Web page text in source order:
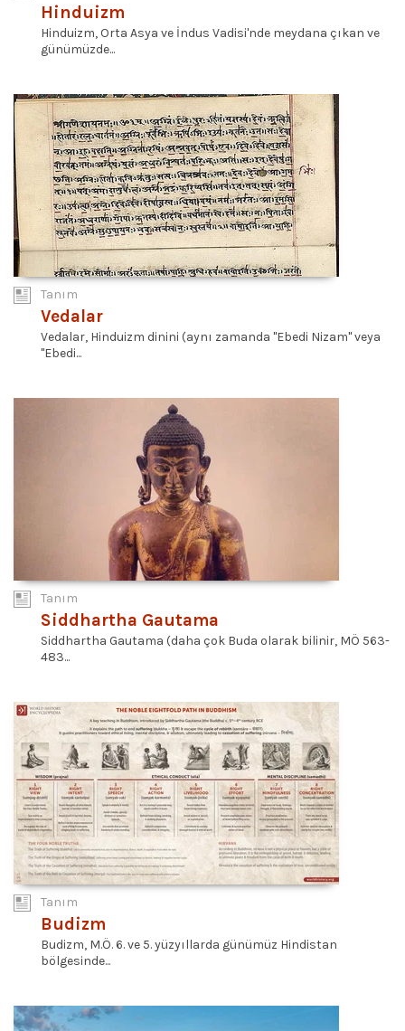
Hinduizm
Hinduizm, Orta Asya ve İndus Vadisi'nde meydana çıkan ve
günümüzde...
Tanım
Vedalar
Vedalar, Hinduizm dinini (aynı zamanda "Ebedi Nizam" veya
"Ebedi...
Tanım
Siddhartha Gautama
Siddhartha Gautama (daha çok Buda olarak bilinir, MÖ 563-
483...
Tanım
Budizm
Budizm, M.Ö. 6. ve 5. yüzyıllarda günümüz Hindistan
bölgesinde...